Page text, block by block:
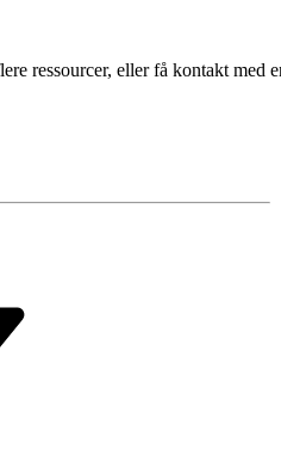
Ryd alle Udført
ressourcer, eller få kontakt med